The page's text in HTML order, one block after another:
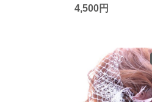
4,500円